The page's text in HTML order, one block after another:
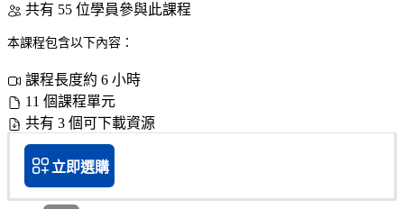
共有 55 位學員參與此課程
本課程包含以下內容：
課程長度約 6 小時
11 個課程單元
共有 3 個可下載資源
立即選購